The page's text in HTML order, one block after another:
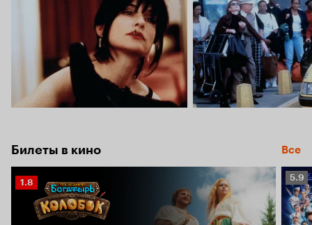
Билеты в кино Все
Рейтинг
Кинопоиска
1.8
5.9
5.9